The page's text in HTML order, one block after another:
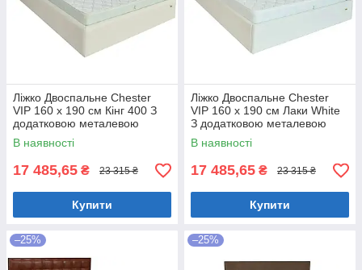
Ліжко Двоспальне Chester
VIP 160 х 190 см Кінг 400 З
додатковою металевою
цільнозварною рамою C1
Білий
В наявності
17 485,65 ₴ 23 315 ₴
Купити
Ліжко Двоспальне Chester
VIP 160 х 190 см Лаки White
З додатковою металевою
цільнозварною рамою Білий
В наявності
17 485,65 ₴ 23 315 ₴
Купити
–25% –25%